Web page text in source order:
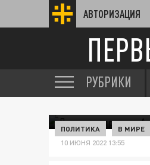
АВТОРИЗАЦИЯ
РУБРИКИ
ПОЛИТИКА В МИРЕ
10 ИЮНЯ 2022 13:55